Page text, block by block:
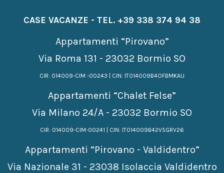
CASE VACANZE - TEL. +39 338 374 94 38
Appartamenti “Pirovano”
Via Roma 131 - 23032 Bormio SO
CIR: 014009-CIM -00243 | CIN: IT014009B4OFBMKAIJ
Appartamenti “Chalet Felse”
Via Milano 24/A - 23032 Bormio SO
CIR: 014009-CIM-00241 | CIN: IT014009B42V5GRV26
Appartamenti “Pirovano - Valdidentro”
Via Nazionale 31 - 23038 Isolaccia Valdidentro